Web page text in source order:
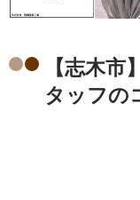
【志木市
タッフの